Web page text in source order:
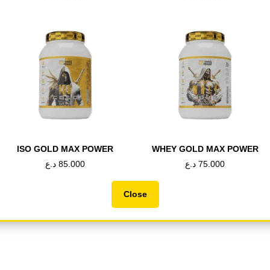
CELL TEK GOLD
65.000
اشتري الان
CREA ENERGY
40.000 د.ع
اشتري الان
ISO GOLD MAX POWER
85.000 د.ع
WHEY GOLD MAX POWER
75.000 د.ع
Close